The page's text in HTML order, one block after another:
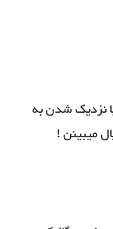
نزدیک شدن به
میبینن !